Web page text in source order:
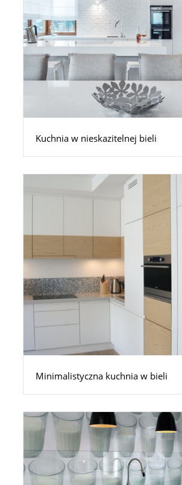
Kuchnia w nieskazitelnej bieli
Minimalistyczna kuchnia w bieli